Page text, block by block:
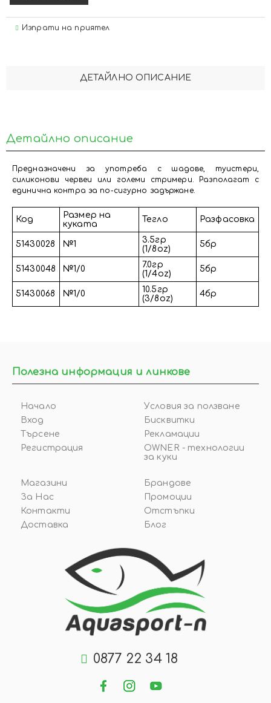
Изпрати на приятел
ДЕТАЙЛНО ОПИСАНИЕ
Детайлно описание
Предназначени за употреба с шадове, туистери,
силиконови червеи или големи стримери. Разполагат с
единична контра за по-сигурно задържане.
Код
Размер на
куката
Тегло Разфасовка
51430028 №1
3.5гр
(1/8oz)
5бр
51430048 №1/0
7.0гр
(1/4oz)
5бр
51430068 №1/0
10.5гр
(3/8oz)
4бр
0877 22 34 18
Полезна информация и линкове
Начало
Вход
Търсене
Регистрация
Условия за ползване
Бисквитки
Рекламации
OWNER - технологии
за куки
Магазини
За Нас
Контакти
Доставка
Брандове
Промоции
Отстъпки
Блог